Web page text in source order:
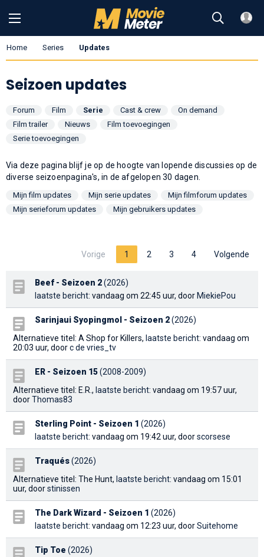
Home Series Updates
Seizoen updates
Forum Film Serie Cast & crew
On demand
Film trailer
Nieuws
Film toevoegingen
Serie toevoegingen
Via deze pagina blijf je op de hoogte van lopende discussies op de
diverse seizoenpagina's, in de afgelopen 30 dagen.
Mijn film updates Mijn serie updates
Mijn filmforum updates
Mijn serieforum updates
Mijn gebruikers updates
Vorige 1 2 3 4 Volgende
Beef - Seizoen 2(2026)
laatste bericht: vandaag om 22:45 uur, door MiekiePou
Sarinjaui Syopingmol - Seizoen 2(2026)
Alternatieve titel: A Shop for Killers, laatste bericht: vandaag om
20:03 uur, doorc de vries_tv
ER - Seizoen 15(2008-2009)
Alternatieve titel: E.R., laatste bericht: vandaag om 19:57 uur,
doorThomas83
Sterling Point - Seizoen 1 (2026)
laatste bericht: vandaag om 19:42 uur, doorscorsese
Traqués(2026)
Alternatieve titel: The Hunt, laatste bericht: vandaag om 15:01
uur, doorstinissen
The Dark Wizard - Seizoen 1 (2026)
laatste bericht: vandaag om 12:23 uur, doorSuitehome
Tip Toe (2026)